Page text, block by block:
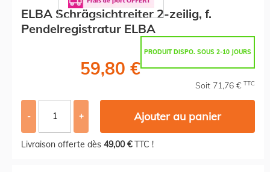
ELBA Schrägsichtreiter 2-zeilig, f.
Pendelregistratur ELBA
PRODUIT DISPO. SOUS 2-10 JOURS
59,80 €
Soit 71,76 € TTC
- + Ajouter au panier
Livraison offerte dès 49,00 €TTC !